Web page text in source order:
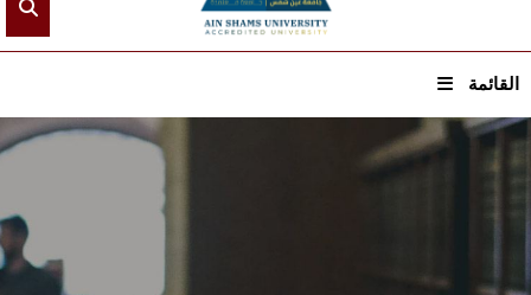
القائمة
الرئيسيـة
عن الجامعة
القطاعـات